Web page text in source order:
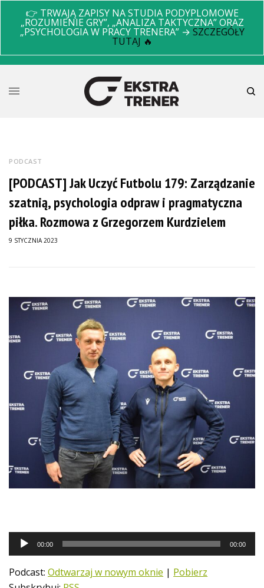
👉 TRWAJĄ ZAPISY NA STUDIA PODYPLOMOWE
„ROZUMIENIE GRY”, „ANALIZA TAKTYCZNA” ORAZ
„PSYCHOLOGIA W PRACY TRENERA” → SZCZEGÓŁY
TUTAJ 🔥
PODCAST
[PODCAST] Jak Uczyć Futbolu 179: Zarządzanie
szatnią, psychologia odpraw i pragmatyczna
piłka. Rozmowa z Grzegorzem Kurdzielem
9 STYCZNIA 2023
d
t
w
00:00 00:00
Podcast:Odtwarzaj w nowym oknie | Pobierz